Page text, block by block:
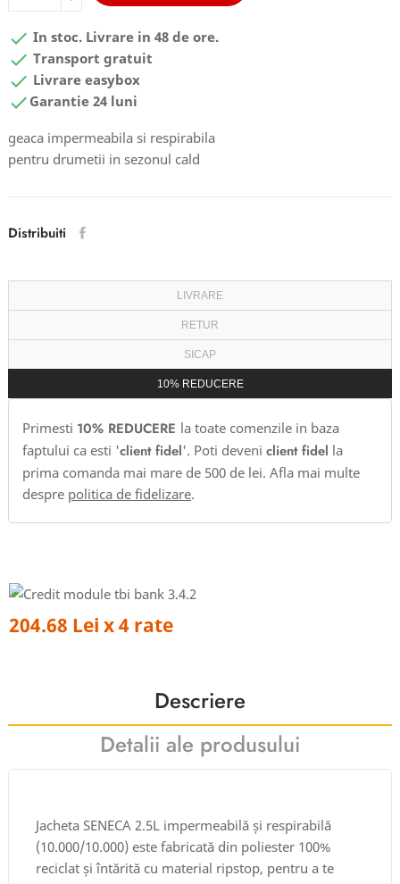
 In stoc. Livrare in 48 de ore.
 Transport gratuit
 Livrare easybox
 Garantie 24 luni
geaca impermeabila si respirabila
pentru drumetii in sezonul cald
Distribuiti
LIVRARE
RETUR
SICAP
10% REDUCERE
Primesti 10% REDUCERE la toate comenzile in baza
faptului ca esti 'client fidel'. Poti deveni client fidel la
prima comanda mai mare de 500 de lei. Afla mai multe
despre politica de fidelizare.
204.68 Lei x 4 rate
Descriere
Detalii ale produsului
Jacheta SENECA 2.5L impermeabilă și respirabilă
(10.000/10.000) este fabricată din poliester 100%
reciclat și întărită cu material ripstop, pentru a te